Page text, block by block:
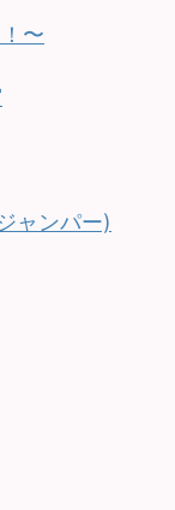
〜
ャンパー)